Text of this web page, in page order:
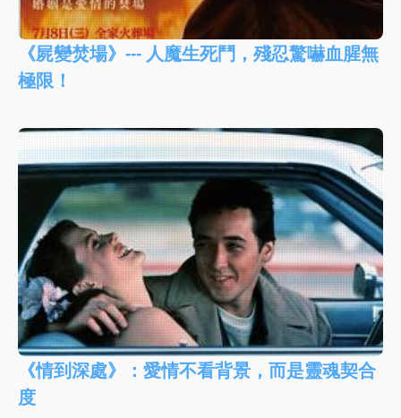
《屍變焚場》--- 人魔生死鬥，殘忍驚嚇血腥無
極限！
《情到深處》：愛情不看背景，而是靈魂契合
度